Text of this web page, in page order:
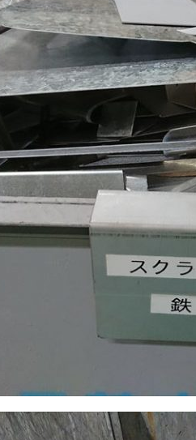
採用を知る
施工実績を知る